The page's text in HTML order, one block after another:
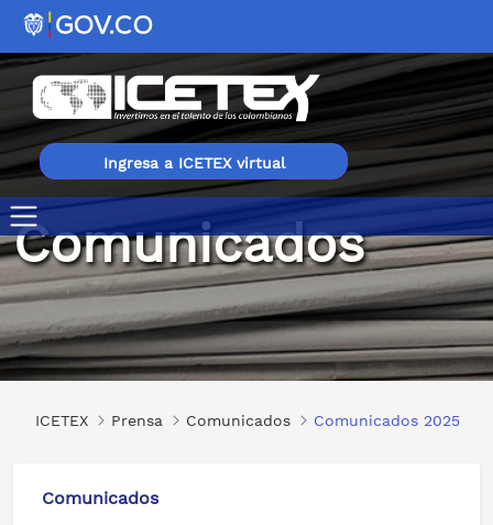
Ingresa a ICETEX virtual
Comunicados 2025
Comunicados
ICETEX Prensa Comunicados Comunicados 2025
Comunicados